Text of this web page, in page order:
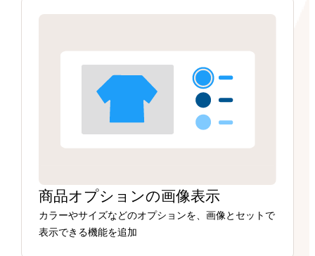
商品オプションの画像表示
カラーやサイズなどのオプションを、画像とセットで
表示できる機能を追加